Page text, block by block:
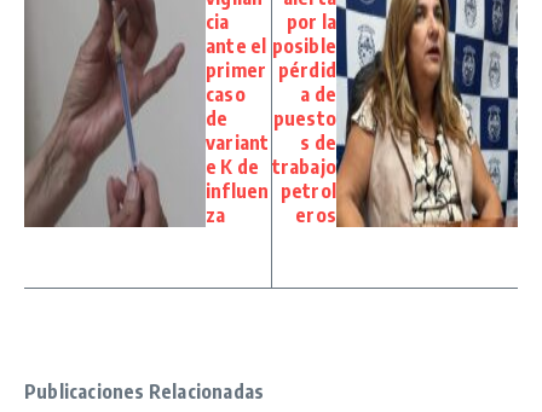
cia
ante el
primer
caso
de
variant
e K de
influen
za
por la
posible
pérdid
a de
puesto
s de
trabajo
petrol
eros
Publicaciones Relacionadas